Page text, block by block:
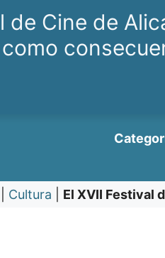
de Cine de
Cultura El XVII Festival